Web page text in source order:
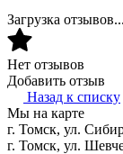
Загрузка отзывов...
Нет отзывов
Добавить отзыв
Назад к списку
Мы на карте
г. Томск, ул.
г. Томск, ул.